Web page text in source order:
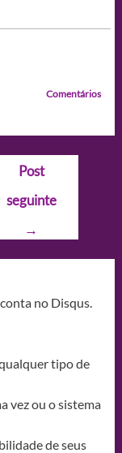
Comentários
Post
seguinte
→
no Disqus.
tipo de
vez ou o sistema
de seus